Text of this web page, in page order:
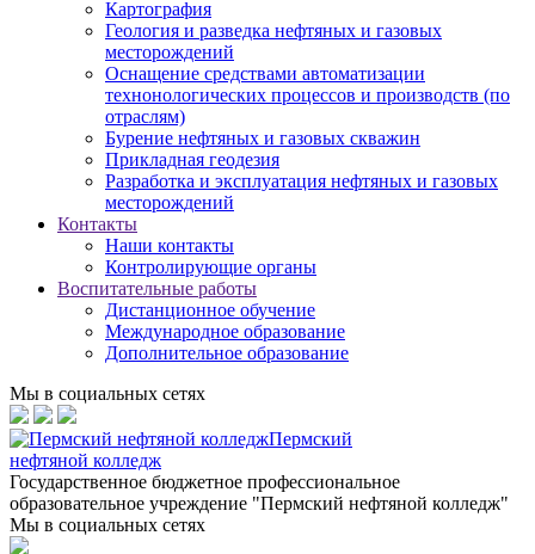
Картография
Геология и разведка нефтяных и газовых
месторождений
Оснащение средствами автоматизации
технонологических процессов и производств (по
отраслям)
Бурение нефтяных и газовых скважин
Прикладная геодезия
Разработка и эксплуатация нефтяных и газовых
месторождений
Контакты
Наши контакты
Контролирующие органы
Воспитательные работы
Дистанционное обучение
Международное образование
Дополнительное образование
Мы в социальных сетях
Пермский
нефтяной колледж
Государственное бюджетное профессиональное
образовательное учреждение "Пермский нефтяной колледж"
Мы в социальных сетях